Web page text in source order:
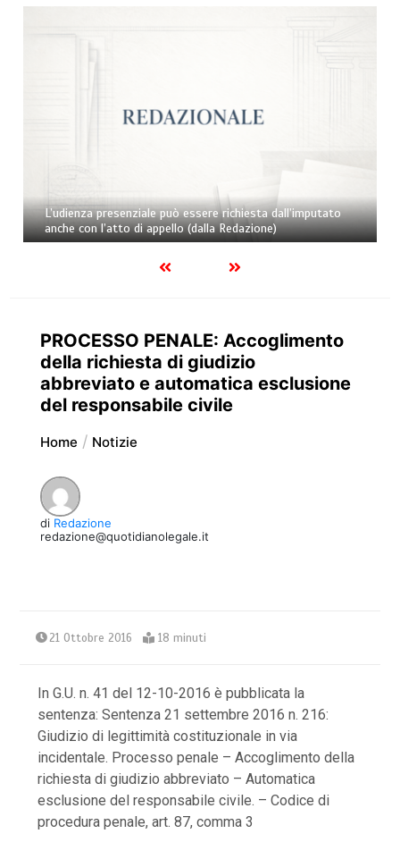
partner superstite di coppia omosessuale anche nel caso
di decesso intervenuto prima dell’entrata in vigore della
legge sulle unioni civili (dalla Redazione)
PROCESSO PENALE: Accoglimento
della richiesta di giudizio
abbreviato e automatica esclusione
del responsabile civile
Home Notizie
di Redazione
redazione@quotidianolegale.it
21 Ottobre 2016 18 minuti
In G.U. n. 41 del 12-10-2016 è pubblicata la
sentenza: Sentenza 21 settembre 2016 n. 216:
Giudizio di legittimità costituzionale in via
incidentale. Processo penale – Accoglimento della
richiesta di giudizio abbreviato – Automatica
esclusione del responsabile civile. – Codice di
procedura penale, art. 87, comma 3